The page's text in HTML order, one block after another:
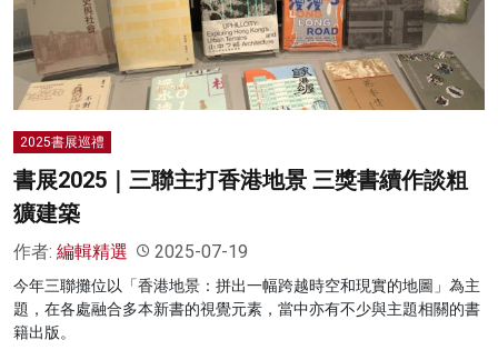
名家榜
灼見活動
2025書展巡禮
書展2025｜三聯主打香港地景 三獎書續作談粗
獷建築
作者: 編輯精選 2025-07-19
今年三聯攤位以「香港地景：拼出一幅跨越時空和現實的地圖」為主
題，在各處融合多本新書的視覺元素，當中亦有不少與主題相關的書
籍出版。